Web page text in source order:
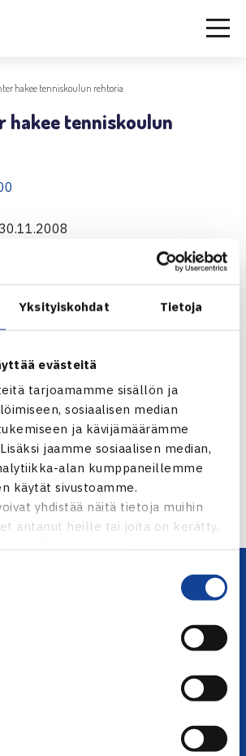
Yksityiskohdat Tietoja
evästeitä
tarjoamamme sisällön ja
sosiaalisen median
ja kävijämäärämme
jaamme sosiaalisen median,
alan kumppaneillemme
käytät sivustoamme.
yhdistää näitä tietoja muihin
antanut heille tai joita on kerätty,
hakee tenniskoulun rehtoria
hakee tenniskoulun
Center hakee kokopäiväiseen
SM-kisojen naisten
→
Nurmen tie 1, 00250 Helsinki